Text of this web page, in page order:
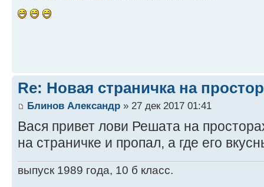
Re: Новая страничка на
Блинов Александр » 27 дек 2017 01:41
Вася привет лови Решата на
на страничке и пропал, а где его
выпуск 1989 года, 10 б класс.